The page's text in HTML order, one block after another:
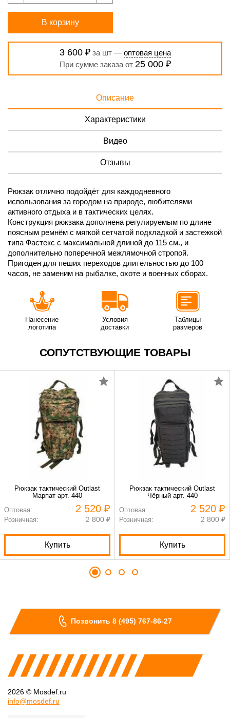
В корзину
3 600 ₽за шт — оптовая цена
При сумме заказа от 25 000 ₽
Описание
Характеристики
Видео
Отзывы
Рюкзак отлично подойдёт для каждодневного
использования за городом на природе, любителями
активного отдыха и в тактических целях.
Конструкция рюкзака дополнена регулируемым по длине
поясным ремнём с мягкой сетчатой подкладкой и застежкой
типа Фастекс с максимальной длиной до 115 см., и
дополнительно поперечной межлямочной стропой.
Пригоден для пеших переходов длительностью до 100
часов, не заменим на рыбалке, охоте и военных сборах.
Нанесение
логотипа
Условия
доставки
Таблицы
размеров
СОПУТСТВУЮЩИЕ ТОВАРЫ
Рюкзак тактический Outlast
Марпат арт. 440
Оптовая:
2 520 ₽
Розничная: 2 800 ₽
Купить
Рюкзак тактический Outlast
Чёрный арт. 440
Оптовая:
2 520 ₽
Розничная: 2 800 ₽
Купить
Позвонить 8 (495) 767-86-27
2026 © Mosdef.ru
info@mosdef.ru